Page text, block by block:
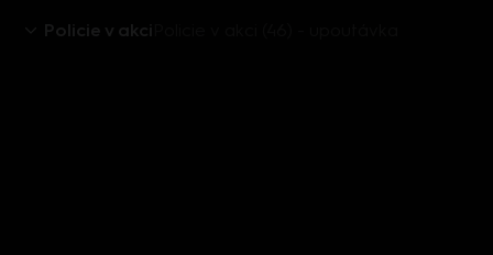
Policie v akci